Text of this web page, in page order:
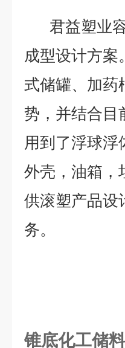
君益塑业容
成型设计方案
式储罐、加药
势，并结合目
用到了浮球浮
外壳，油箱，
供滚塑产品设
务。
锥底化工储